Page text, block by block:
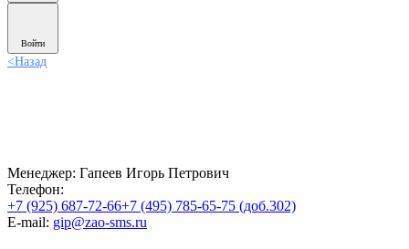
Войти
<Назад
Менеджер: Гапеев Игорь Петрович
Телефон:
+7 (925) 687-72-66+7 (495) 785-65-75 (доб.302)
E-mail: gip@zao-sms.ru